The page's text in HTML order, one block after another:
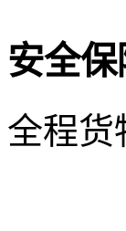
安全保
全程货